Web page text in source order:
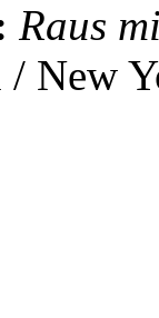
Raus
New